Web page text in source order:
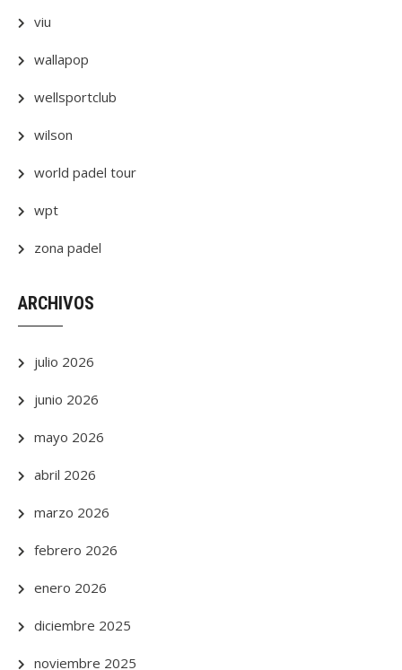
viu
wallapop
wellsportclub
wilson
world padel tour
wpt
zona padel
ARCHIVOS
julio 2026
junio 2026
mayo 2026
abril 2026
marzo 2026
febrero 2026
enero 2026
diciembre 2025
noviembre 2025